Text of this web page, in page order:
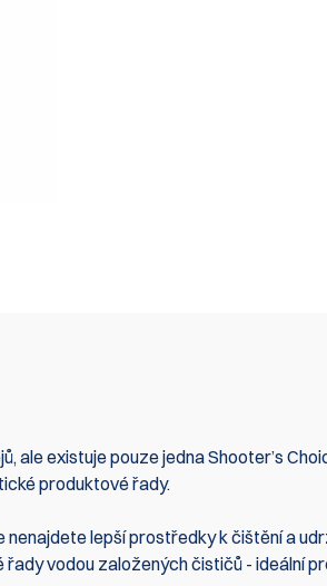
ale existuje pouze jedna Shooter’s
produktové řady.
lepší prostředky k čištění a
řady vodou založených čističů - ideální